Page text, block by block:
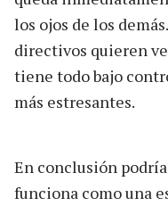
los ojos de los
directivos quieren
tiene todo bajo
más estresantes.
En conclusión
funciona como una